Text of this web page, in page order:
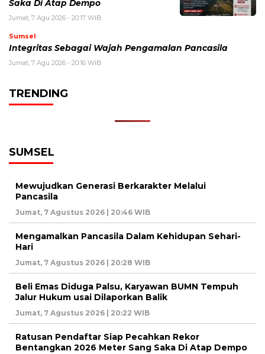
Saka Di Atap Dempo
Jumat, 7 Agu 2026 - 20:17 WIB
Sumsel
Integritas Sebagai Wajah Pengamalan Pancasila
Jumat, 7 Agu 2026 - 20:16 WIB
TRENDING
SUMSEL
Mewujudkan Generasi Berkarakter Melalui
Pancasila
Jumat, 7 Agustus 2026 | 20:46 WIB
Mengamalkan Pancasila Dalam Kehidupan Sehari-
Hari
Jumat, 7 Agustus 2026 | 20:28 WIB
Beli Emas Diduga Palsu, Karyawan BUMN Tempuh
Jalur Hukum usai Dilaporkan Balik
Jumat, 7 Agustus 2026 | 20:22 WIB
Ratusan Pendaftar Siap Pecahkan Rekor
Bentangkan 2026 Meter Sang Saka Di Atap Dempo